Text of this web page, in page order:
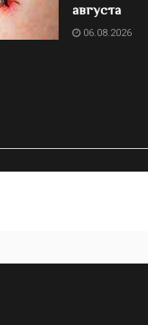
августа
06.08.2026